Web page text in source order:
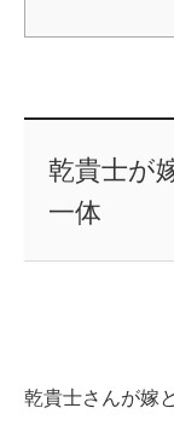
乾貴士が
一体
乾貴士さんが嫁